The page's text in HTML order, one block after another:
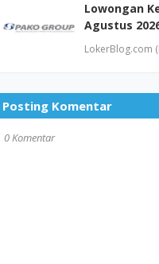
Lowongan
Agustus
LokerBlog.com
Posting Komentar
0 Komentar